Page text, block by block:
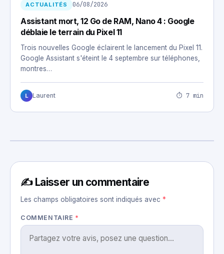
ACTUALITÉS 06/08/2026
Assistant mort, 12 Go de RAM, Nano 4 : Google
déblaie le terrain du Pixel 11
Trois nouvelles Google éclairent le lancement du Pixel 11.
Google Assistant s'éteint le 4 septembre sur téléphones,
montres…
L Laurent ⏱ 7 min
✍️ Laisser un commentaire
Les champs obligatoires sont indiqués avec *
COMMENTAIRE *